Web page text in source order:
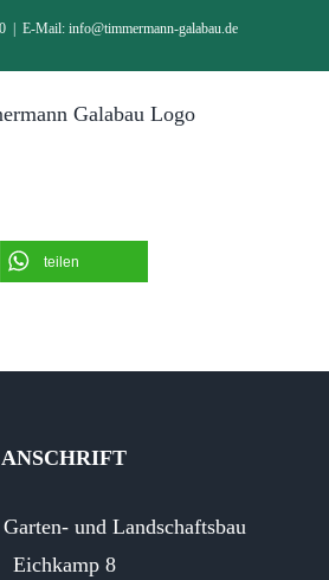
E-Mail: info@timmermann-galabau.de
teilen
ANSCHRIFT
und Landschaftsbau
Eichkamp 8